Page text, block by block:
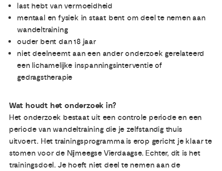
last hebt van vermoeidheid
mentaal en fysiek in staat bent om deel te nemen aan
wandeltraining
ouder bent dan 18 jaar
niet deelneemt aan een ander onderzoek gerelateerd
een lichamelijke inspanningsinterventie of
gedragstherapie
Wat houdt het onderzoek in?
Het onderzoek bestaat uit een controle periode en een
periode van wandeltraining die je zelfstandig thuis
uitvoert. Het trainingsprogramma is erop gericht je klaar te
stomen voor de Nijmeegse Vierdaagse. Echter, dit is het
trainingsdoel. Je hoeft niet deel te nemen aan de